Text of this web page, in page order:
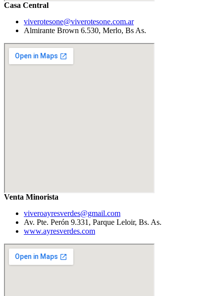
Casa Central
viverotesone@viverotesone.com.ar
Almirante Brown 6.530, Merlo, Bs As.
Venta Minorista
viveroayresverdes@gmail.com
Av. Pte. Perón 9.331, Parque Leloir, Bs. As.
www.ayresverdes.com